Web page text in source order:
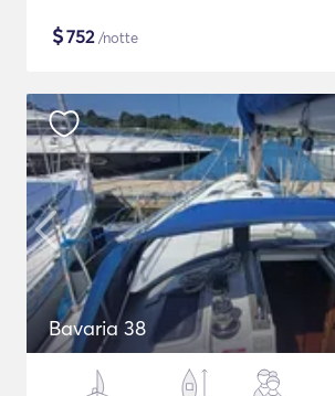
$752/notte
Bavaria 38